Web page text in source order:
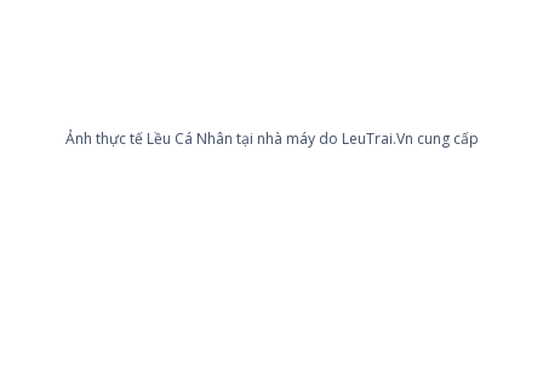
Ảnh thực tế Lều Cá Nhân tại nhà máy do LeuTrai.Vn cung cấp